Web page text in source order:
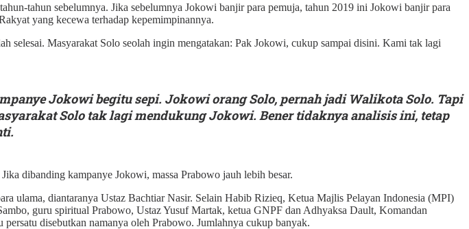
tahun sebelumnya. Jika sebelumnya Jokowi banjir para pemuja, tahun 2019 ini Jokowi banjir para
yang kecewa terhadap kepemimpinannya.
selesai. Masyarakat Solo seolah ingin mengatakan: Pak Jokowi, cukup sampai disini. Kami tak lagi
Jokowi begitu sepi. Jokowi orang Solo, pernah jadi Walikota Solo. Tapi
Solo tak lagi mendukung Jokowi. Bener tidaknya analisis ini, tetap
dibanding kampanye Jokowi, massa Prabowo jauh lebih besar.
ulama, diantaranya Ustaz Bachtiar Nasir. Selain Habib Rizieq, Ketua Majlis Pelayan Indonesia (MPI)
guru spiritual Prabowo, Ustaz Yusuf Martak, ketua GNPF dan Adhyaksa Dault, Komandan
disebutkan namanya oleh Prabowo. Jumlahnya cukup banyak.